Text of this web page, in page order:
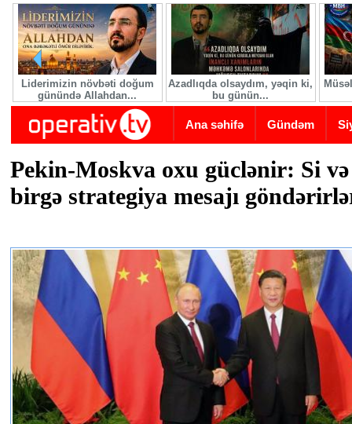
Skip to main content
Liderimizin növbəti doğum
günündə Allahdan...
Azadlıqda olsaydım, yəqin ki,
bu günün...
Ana səhifə Gündəm
Pekin-Moskva oxu güclənir: Si
birgə strategiya mesajı